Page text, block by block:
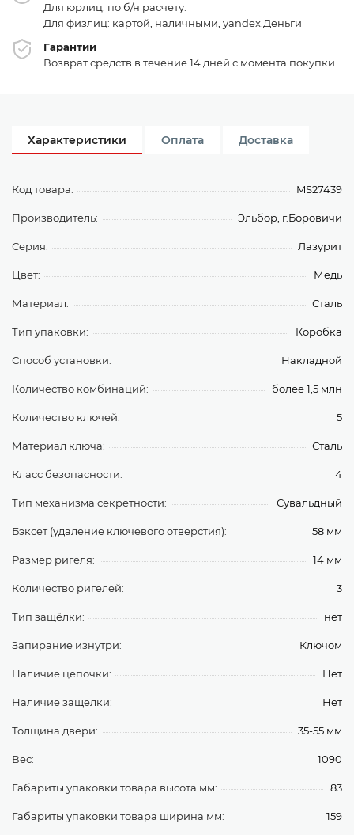
Для юрлиц: по б/н расчету.
Для физлиц: картой, наличными, yandex.Деньги
Гарантии
Возврат средств в течение 14 дней с момента покупки
Характеристики Оплата Доставка
Код товара: MS27439
Производитель: Эльбор, г.Боровичи
Серия: Лазурит
Цвет: Медь
Материал: Сталь
Тип упаковки: Коробка
Способ установки: Накладной
Количество комбинаций: более 1,5 млн
Количество ключей: 5
Материал ключа: Сталь
Класс безопасности: 4
Тип механизма секретности: Сувальдный
Бэксет (удаление ключевого отверстия): 58 мм
Размер ригеля: 14 мм
Количество ригелей: 3
Тип защёлки: нет
Запирание изнутри: Ключом
Наличие цепочки: Нет
Наличие защелки: Нет
Толщина двери: 35-55 мм
Вес: 1090
Габариты упаковки товара высота мм: 83
Габариты упаковки товара ширина мм: 159